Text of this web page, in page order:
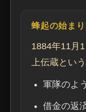
蜂起の始ま
1884年11月
上伝蔵とい
軍隊のよ
借金の返